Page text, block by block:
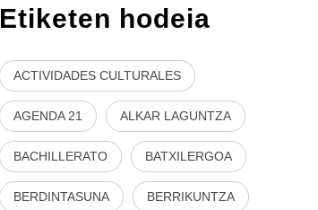
Etiketen hodeia
ACTIVIDADES CULTURALES
AGENDA 21 ALKAR LAGUNTZA
BACHILLERATO BATXILERGOA
BERDINTASUNA BERRIKUNTZA